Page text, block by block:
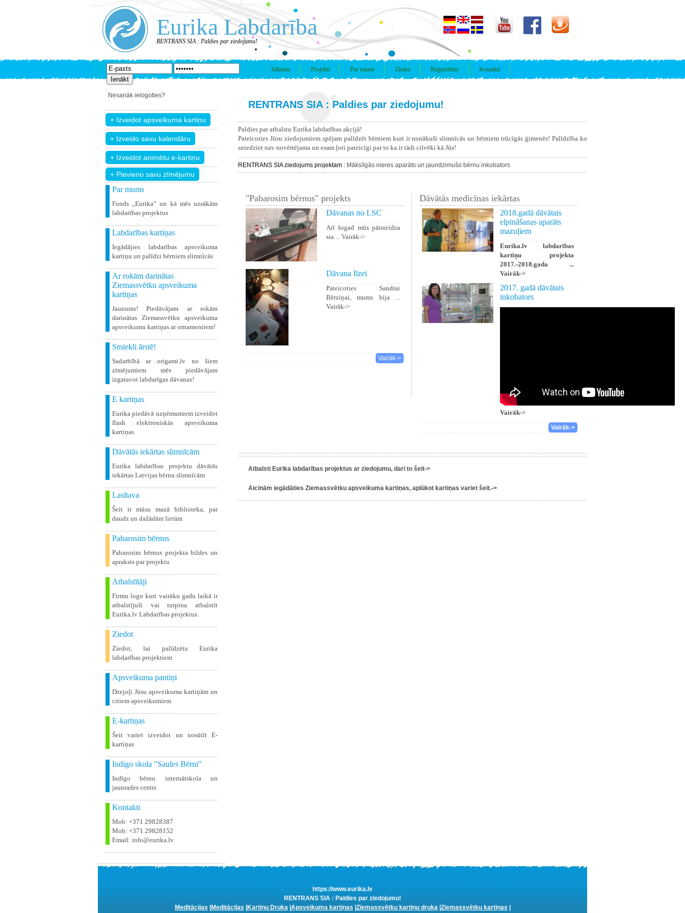
Eurika Labdarība
RENTRANS SIA : Paldies par ziedojumu!
Sākums Projekti Par mums Ziedot Reģistrēties Kontakti
Nesanāk ielogoties?
+ Pievieno savu zīmējumu
Par mums
Fonds „Eurika” un kā mēs uzsākām
labdarības projektus
Labdarības kartiņas
Iegādājies labdarības apsveikuma
kartiņu un palīdzi bērniem slimnīcās
Ar rokām darinātas
Ziemassvētku apsveikuma
kartiņas
Jaunums! Piedāvājam ar rokām
darinātas Ziemassvētku apsveikuma
apsveikumu kartiņas ar ornamentiem!
Smiekli ārstē!
Sadarbībā ar origami.lv no šiem
zīmējumiem mēs piedāvājam
izgatavot labdarīgas dāvanas!
E kartiņas
Eurika piedāvā uzņēmumiem izveidot
flash elektroniskās apsveikuma
kartiņas
Dāvātās iekārtas slimnīcām
Eurika labdarības projektu dāvātās
iekārtas Latvijas bērnu slimnīcām
Lasītava
Šeit ir mūsu mazā biblioteka, par
daudz un dažādām lietām
Pabarosim bērnus
Pabarosim bērnus projekta bildes un
apraksts par projektu
Atbalstītāji
Firmu logo kuri vairāku gadu laikā ir
atbalstījuši vai turpina atbalstīt
Eurika.lv Labdarības projektus.
Ziedot
Ziedot, lai palīdzētu Eurika
labdarības projektiem
Apsveikuma pantiņi
Dzejoļi Jūsu apsveikuma kartiņām un
citiem apsveikumiem
E-kartiņas
Šeit variet izveidot un nosūtīt E-
kartiņas
Indigo skola "Saules Bērni"
Indīgo bērnu internātskola un
jaunrades centrs
Kontakti
Mob: +371 29828387
Mob: +371 29828152
Email: info@eurika.lv
RENTRANS SIA : Paldies par ziedojumu!
Paldies par atbalstu Eurika labdarības akcijā!
Pateicoties Jūsu ziedojumiem spējam palīdzēt bērniem kuri ir nonākuši slimnīcās un bērniem trūcīgās ģimenēs! Palīdzība ko
sniedziet nav novērtējama un esam ļoti pateicīgi par to ka ir tādi cilvēki kā Jūs!
RENTRANS SIA ziedojums projektam : Mākslīgās nieres aparāts un jaundzimušo bērnu inkubators
"Pabarosim bērnus" projekts
Dāvanas no LSC
Arī šogad mūs pārsteidza
sia ... Vairāk->
Dāvana Ilzei
Pateicoties Sandrai
Bērziņai, mums bija ...
Vairāk->
Vairāk->
Dāvātās medicīnas iekārtas
2018.gadā dāvātais
elpināšanas aparāts
mazuļiem
Eurika.lv labdarības
kartiņu projekta
2017.-2018.gada ...
Vairāk->
2017. gadā dāvātais
inkobators
Vairāk->
Vairāk->
Atbalsti Eurika labdarības projektus ar ziedojumu, dari to šeit->
Aicinām iegādāties Ziemassvētku apsveikuma kartiņas, aplūkot kartiņas variet šeit.->
https://www.eurika.lv
RENTRANS SIA : Paldies par ziedojumu!
Meditācijas
Meditācijas Kartiņu Druka| Apsveikuma kartiņas Ziemassvētku kartiņu druka| Ziemassvētku kartiņas